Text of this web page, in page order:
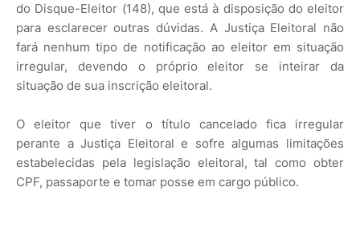
do Disque-Eleitor (148), que está à disposição do eleitor
para esclarecer outras dúvidas. A Justiça Eleitoral não
fará nenhum tipo de notificação ao eleitor em situação
irregular, devendo o próprio eleitor se inteirar da
situação de sua inscrição eleitoral.
O eleitor que tiver o título cancelado fica irregular
perante a Justiça Eleitoral e sofre algumas limitações
estabelecidas pela legislação eleitoral, tal como obter
CPF, passaporte e tomar posse em cargo público.